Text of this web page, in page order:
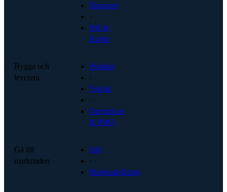
Ekonomi
·
HR &
Kultur
Bygga och
leverera
Produkt
·
Teknik
·
Operations
& PMO
Gå till
marknaden
Sälj
·
Marknadsföring